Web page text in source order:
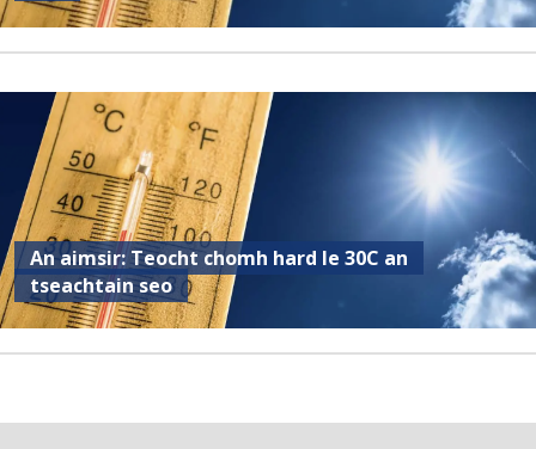
An aimsir: Teocht chomh hard le 30C an
tseachtain seo